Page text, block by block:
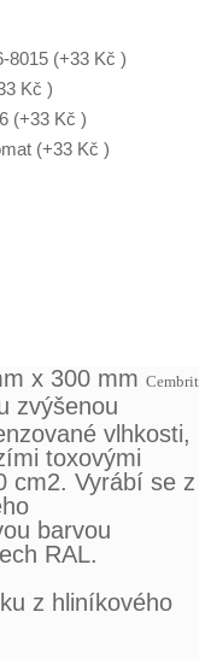
8015 (+33 Kč )
Kč )
(+33 Kč )
(+33 Kč )
x 300 mm Cembrit
zvýšenou
vlhkosti,
toxovými
cm2. Vyrábí se z
barvou
RAL.
z hliníkového